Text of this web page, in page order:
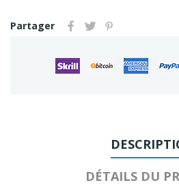
Partager
DÉTAILS DU